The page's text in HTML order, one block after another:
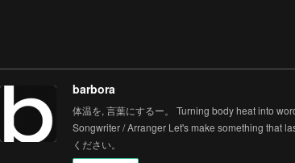
barbora
体温を, 言葉にするー。 Turning body heat into
Songwriter / Arranger Let's make something that
ください。